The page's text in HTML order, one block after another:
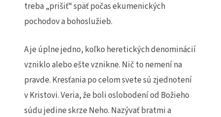
treba „prišiť“ späť počas ekumenických
pochodov a bohoslužieb.
A je úplne jedno, koľko heretických denominácií
vzniklo alebo ešte vznikne. Nič to nemení na
pravde. Kresťania po celom svete sú zjednotení
v Kristovi. Veria, že boli oslobodení od Božieho
súdu jedine skrze Neho. Nazývať bratmi a